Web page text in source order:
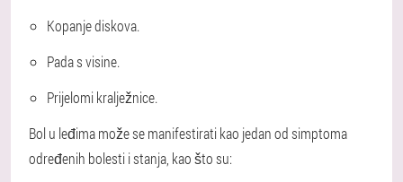
Kopanje diskova.
Pada s visine.
Prijelomi kralježnice.
Bol u leđima može se manifestirati kao jedan od simptoma
određenih bolesti i stanja, kao što su: